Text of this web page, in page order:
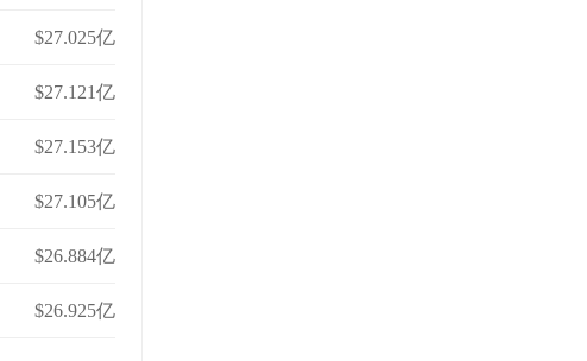
$27.025亿
$27.121亿
$27.153亿
$27.105亿
$26.884亿
$26.925亿